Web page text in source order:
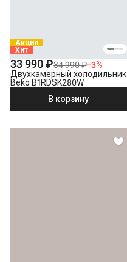
Акция
Хит
33 990 ₽34 990 ₽−3%
Двухкамерный холодильник
Beko B1RDSK280W
В корзину